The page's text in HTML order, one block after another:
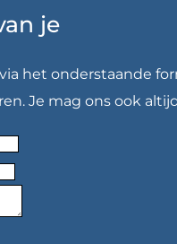
je
het onderstaande
Je mag ons ook